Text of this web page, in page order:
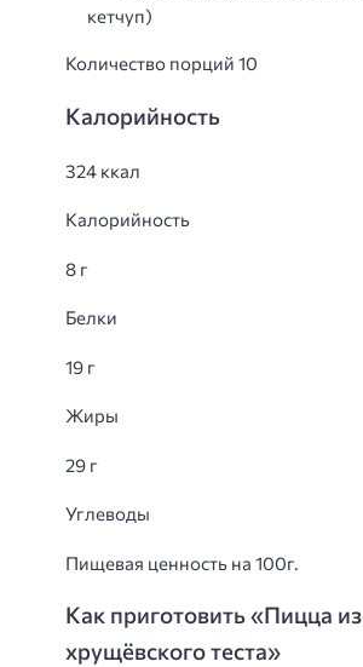
кетчуп)
Количество порций 10
Калорийность
324 ккал
Калорийность
8 г
Белки
19 г
Жиры
29 г
Углеводы
Пищевая ценность на 100г.
Как приготовить «Пицца из
хрущёвского теста»